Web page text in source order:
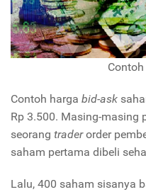
Contoh
Contoh harga bid-ask
Rp 3.500. Masing-masing
seorang traderorder
saham pertama dibeli
Lalu, 400 saham sisanya